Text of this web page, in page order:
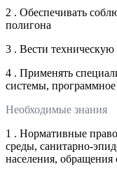
2 . Обеспечивать
полигона
3 . Вести
4 . Применять
системы,
Необходимые знания
1 . Нормативные
среды, санитарно-
населения, обращения